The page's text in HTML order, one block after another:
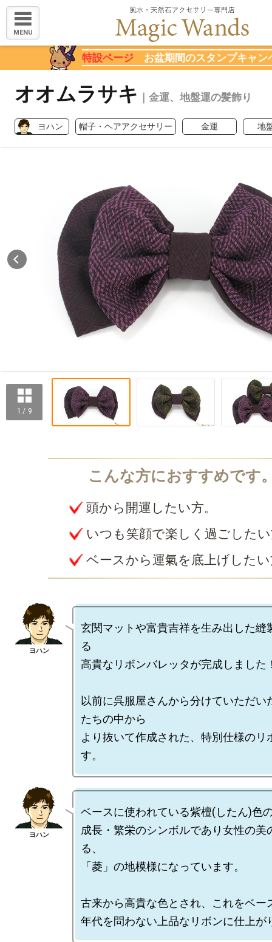
MENU
特設ページ お盆期間のスタンプキャン
オオムラサキ ｜金運、地盤運の髪飾り
ヨハン 帽子・ヘアアクセサリー 金運 地
1 / 9
頭から開運したい方。
いつも笑顔で楽しく過ごした
ベースから運氣を底上げした
玄関マットや富貴吉祥を生み出した縫
る
高貴なリボンバレッタが完成しました
以前に呉服屋さんから分けていただい
たちの中から
より抜いて作成された、特別仕様のリ
ベースに使われている紫檀(したん)色
成長・繁栄のシンボルであり女性の美
る、
「菱」の地模様になっています。
古来から高貴な色とされ、これをベー